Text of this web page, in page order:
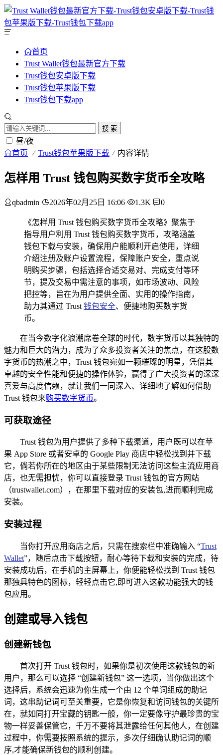
首页
Trust Wallet钱包最新官方下载
Trust钱包安卓版下载
Trust钱包苹果版下载
Trust钱包下载app
搜 索
昼/夜
首页 Trust钱包苹果版下载 内容详情
怎样用 Trust 钱包购买数字货币全攻略
qbadmin 2026年02月25日 16:06 1.3K 0
《怎样用 Trust 钱包购买数字货币全攻略》聚焦于
指导用户利用 Trust 钱包购买数字货币，攻略涵盖
钱包下载与安装，确保用户能顺利开启使用，详细
介绍注册及账户设置流程，保障账户安全，重点说
明购买步骤，包括选择合适交易对、完成支付等环
节，提及交易中需注意的事项，如市场波动、风险
把控等，旨在为用户提供全面、实用的操作指南，
助力其通过 Trust 钱包安全、便捷地购买数字货
币。
在当今数字化浪潮席卷全球的时代，数字货币以其独特的
魅力和巨大的潜力，成为了众多投资者关注的焦点，在这股数
字货币的热潮之中，Trust 钱包宛如一颗璀璨的明星，凭借其
卓越的安全性能和便捷的操作体验，赢得了广大投资者的深深
喜爱与高度信赖，就让我们一同深入、详细地了解如何借助
Trust 钱包来购买数字货币。
可获取途径
Trust 钱包为用户提供了多种下载渠道，用户既可以在苹
果 App Store 或者安卓的 Google Play 商店中轻松找到并下载
它，倘若你所在的地区由于某些限制无法访问这些主流应用商
店，也无需担忧，你可以直接登录 Trust 钱包的官方网站
（trustwallet.com），在那里下载对应的安装包,进而顺利完成
安装。
安装过程
当你打开应用商店之后，只需在搜索栏中准确输入 “Trust
Wallet”，随后点击下载按钮，耐心等待下载和安装的完成，待
安装成功后，在手机的主屏幕上，你便能轻松找到 Trust 钱包
那独具特色的图标，轻轻点击它,即可进入这款功能强大的钱
包应用。
创建或导入钱包
创建新钱包
首次打开 Trust 钱包时，如果你是初次使用这款钱包的新
用户，那么可以选择 “创建新钱包” 这一选项，当你做出这个
选择后，系统会迅速为你生成一个由 12 个单词组成的助记
词，这串助记词可至关重要，它是你恢复和访问钱包的关键所
在，就如同打开宝藏的钥匙一般，你一定要像守护最珍贵的宝
物一样妥善保管它，千万不要将其泄露给任何其他人，在创建
过程中，你需要按照系统的提示，多次仔细确认助记词的顺
序,才能确保新钱包的顺利创建。